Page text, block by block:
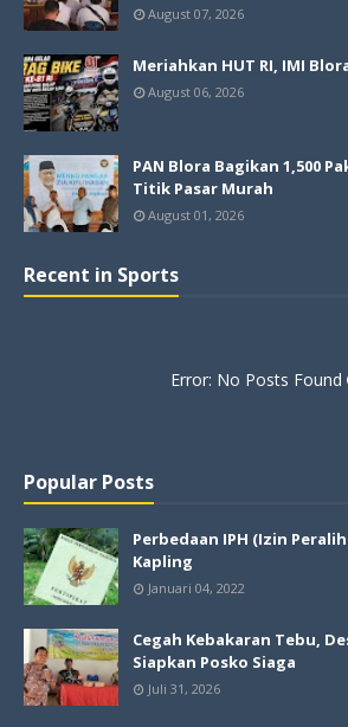
August 07, 2026
Meriahkan HUT RI, IMI
August 06, 2026
PAN Blora Bagikan 1,500
Titik Pasar Murah
August 01, 2026
Recent in Sports
Error: No Posts Found
Popular Posts
Perbedaan IPH (Izin
Kapling
Januari 04, 2022
Cegah Kebakaran Tebu,
Siapkan Posko Siaga
Juli 31, 2026